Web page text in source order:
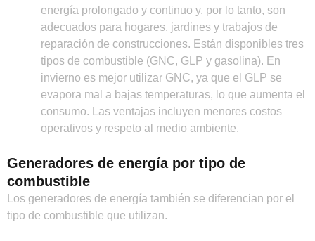
energía prolongado y continuo y, por lo tanto, son
adecuados para hogares, jardines y trabajos de
reparación de construcciones. Están disponibles tres
tipos de combustible (GNC, GLP y gasolina). En
invierno es mejor utilizar GNC, ya que el GLP se
evapora mal a bajas temperaturas, lo que aumenta el
consumo. Las ventajas incluyen menores costos
operativos y respeto al medio ambiente.
Generadores de energía por tipo de
combustible
Los generadores de energía también se diferencian por el
tipo de combustible que utilizan.